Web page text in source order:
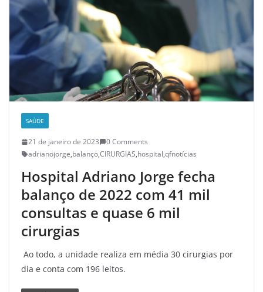
SAÚDE
21 de janeiro de 2023
0 Comments
adrianojorge,balanço,CIRURGIAS,hospital,qfnotícias
Hospital Adriano Jorge fecha
balanço de 2022 com 41 mil
consultas e quase 6 mil
cirurgias
Ao todo, a unidade realiza em média 30 cirurgias por
dia e conta com 196 leitos.